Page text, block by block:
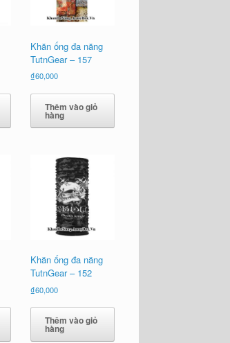
Khăn ống đa năng
TutnGear – 157
₫60,000
Thêm vào giỏ
hàng
Khăn ống đa năng
TutnGear – 152
₫60,000
Thêm vào giỏ
hàng